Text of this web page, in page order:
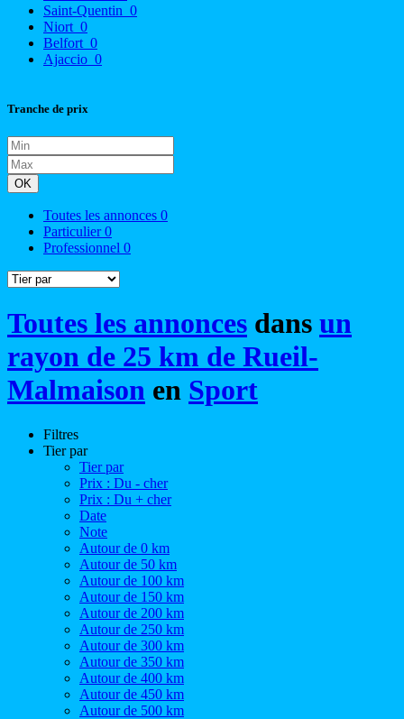
Saint-Quentin 0
Niort 0
Belfort 0
Ajaccio 0
Tranche de prix
OK
Toutes les annonces 0
Particulier0
Professionnel 0
Toutes les annonces dans un
rayon de 25 km de Rueil-
Malmaison en Sport
Filtres
Tier par
Tier par
Prix : Du - cher
Prix : Du + cher
Date
Note
Autour de 0 km
Autour de 50 km
Autour de 100 km
Autour de 150 km
Autour de 200 km
Autour de 250 km
Autour de 300 km
Autour de 350 km
Autour de 400 km
Autour de 450 km
Autour de 500 km